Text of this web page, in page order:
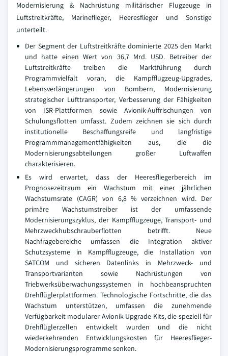
Modernisierung & Nachrüstung militärischer Flugzeuge in
Luftstreitkräfte, Marineflieger, Heeresflieger und Sonstige
unterteilt.
Der Segment der Luftstreitkräfte dominierte 2025 den Markt
und hatte einen Wert von 36,7 Mrd. USD. Betreiber der
Luftstreitkräfte treiben die Marktführung durch
Programmvielfalt voran, die Kampfflugzeug-Upgrades,
Lebensverlängerungen von Bombern, Modernisierung
strategischer Lufttransporter, Verbesserung der Fähigkeiten
von ISR-Plattformen sowie Avionik-Auffrischungen von
Schulungsflotten umfasst. Zudem zeichnen sie sich durch
institutionelle Beschaffungsreife und langfristige
Programmmanagementfähigkeiten aus, die die
Modernisierungsabteilungen großer Luftwaffen
charakterisieren.
Es wird erwartet, dass der Heeresfliegerbereich im
Prognosezeitraum ein Wachstum mit einer jährlichen
Wachstumsrate (CAGR) von 6,8 % verzeichnen wird. Der
primäre Wachstumstreiber ist der umfassende
Modernisierungszyklus, der Kampfflugzeuge, Transport- und
Mehrzweckhubschrauberflotten betrifft. Neue
Nachfragebereiche umfassen die Integration aktiver
Schutzsysteme in Kampfflugzeuge, die Installation von
SATCOM und sicheren Datenlinks in Mehrzweck- und
Transportvarianten sowie Nachrüstungen von
Triebwerksüberwachungssystemen in hochbeanspruchten
Drehflüglerplattformen. Technologische Fortschritte, die das
Wachstum unterstützen, umfassen die zunehmende
Verfügbarkeit modularer Avionik-Upgrade-Kits, die speziell für
Drehflüglerzellen entwickelt wurden und die nicht
wiederkehrenden Entwicklungskosten für Heeresflieger-
Modernisierungsprogramme senken.